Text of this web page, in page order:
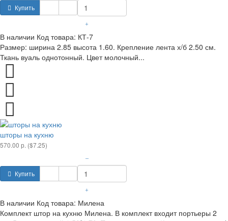
Купить
+
В наличии Код товара: КТ-7
Размер: ширина 2.85 высота 1.60. Крепление лента х/б 2.50 см.
Ткань вуаль однотонный. Цвет молочный...
шторы на кухню
570.00 р. ($7.25)
Купить
–
+
В наличии Код товара: Милена
Комплект штор на кухню Милена. В комплект входит портьеры 2